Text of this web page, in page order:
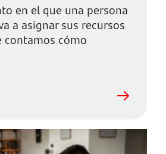
en el que una persona
a asignar sus recursos
contamos cómo